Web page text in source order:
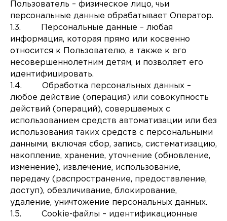
Пользователь – физическое лицо, чьи
персональные данные обрабатывает Оператор.
1.3. Персональные данные – любая
информация, которая прямо или косвенно
относится к Пользователю, а также к его
несовершеннолетним детям, и позволяет его
идентифицировать.
1.4. Обработка персональных данных –
любое действие (операция) или совокупность
действий (операций), совершаемых с
использованием средств автоматизации или без
использования таких средств с персональными
данными, включая сбор, запись, систематизацию,
накопление, хранение, уточнение (обновление,
изменение), извлечение, использование,
передачу (распространение, предоставление,
доступ), обезличивание, блокирование,
удаление, уничтожение персональных данных.
1.5. Cookie-файлы – идентификационные